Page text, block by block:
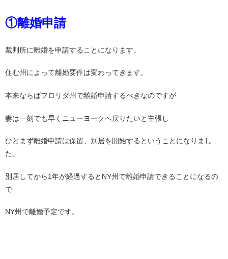
①離婚申請
裁判所に離婚を申請することになります。
住む州によって離婚要件は変わってきます。
本来ならばフロリダ州で離婚申請するべきなのですが
妻は一刻でも早くニューヨークへ戻りたいと主張し
ひとまず離婚申請は保留、別居を開始するということになりまし
た。
別居してから1年が経過するとNY州で離婚申請できることになるの
で
NY州で離婚予定です。